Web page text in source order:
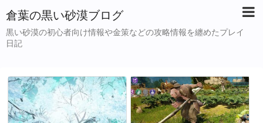
倉葉の黒い砂漠ブログ
黒い砂漠の初心者向け情報や金策などの攻略情報を纏めたプレイ
日記